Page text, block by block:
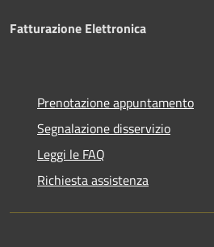
Fatturazione Elettronica
Prenotazione appuntamento
Segnalazione disservizio
Leggi le FAQ
Richiesta assistenza